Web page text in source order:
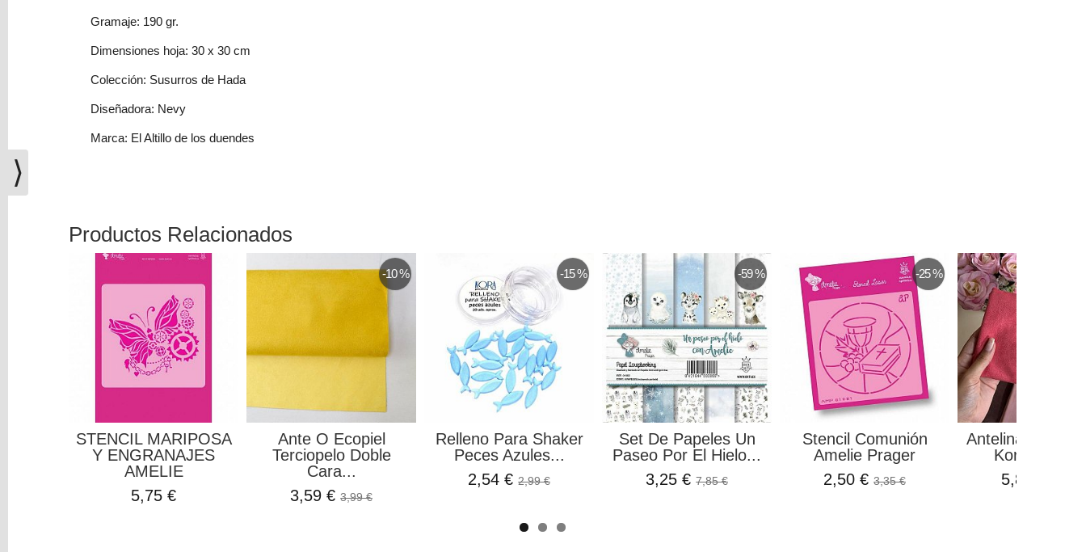
Carrito
Redes
Sociales
Gramaje: 190 gr.
Dimensiones hoja: 30 x 30 cm
Colección: Susurros de Hada
Diseñadora: Nevy
Marca: El Altillo de los duendes
Productos Relacionados
STENCIL MARIPOSA
Y ENGRANAJES
AMELIE
5,75 €
-10 %
Ante O Ecopiel
Terciopelo Doble
Cara...
3,59 €3,99 €
-15 %
Relleno Para Shaker
Peces Azules...
2,54 €2,99 €
-59 %
Set De Papeles Un
Paseo Por El Hielo...
3,25 €7,85 €
-25 %
Stencil Comunión
Amelie Prager
2,50 €3,35 €
Antelina Rojo
Kora
5,87 €
⟩